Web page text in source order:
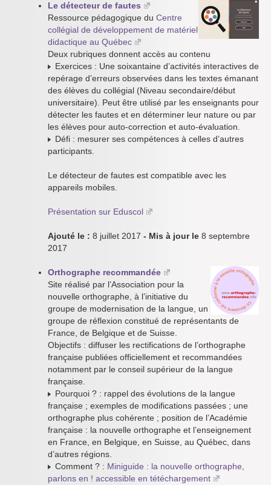
Le détecteur de fautes
Ressource pédagogique du Centre
collégial de développement de matériel
didactique au Québec
Deux rubriques donnent accès au contenu
Exercices : Une soixantaine d’activités interactives de
repérage d’erreurs observées dans les textes émanant
des élèves du collégial (Niveau secondaire/début
universitaire). Peut être utilisé par les enseignants pour
détecter les fautes et en déterminer leur nature ou par
les élèves pour auto-correction et auto-évaluation.
Défi : mesurer ses compétences à celles d’autres
participants.
Le détecteur de fautes est compatible avec les
appareils mobiles.
Présentation sur Eduscol
Ajouté le : 8 juillet 2017 - Mis à jour le 8 septembre
2017
Orthographe recommandée
Site réalisé par l’Association pour la
nouvelle orthographe, à l’initiative du
groupe de modernisation de la langue, un
groupe de réflexion constitué de représentants de
France, de Belgique et de Suisse.
Objectifs : diffuser les rectifications de l’orthographe
française publiées officiellement et recommandées
notamment par le conseil supérieur de la langue
française.
Pourquoi ? : rappel des évolutions de la langue
française ; exemples de modifications passées ; une
orthographe plus cohérente ; position de l’Académie
française : la nouvelle orthographe et l’enseignement
en France, en Belgique, en Suisse, au Québec, dans
d’autres régions.
Comment ? : Miniguide : la nouvelle orthographe,
parlons en ! accessible en tétéchargement